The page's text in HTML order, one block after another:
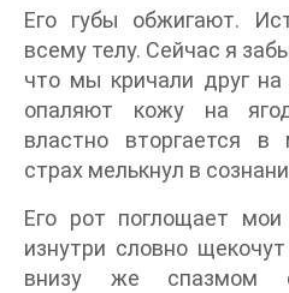
Его губы обжигают.
всему телу. Сейчас я
что мы кричали друг
опаляют кожу на
властно вторгается
страх мелькнул в
Его рот поглощает
изнутри словно
внизу же спазмом